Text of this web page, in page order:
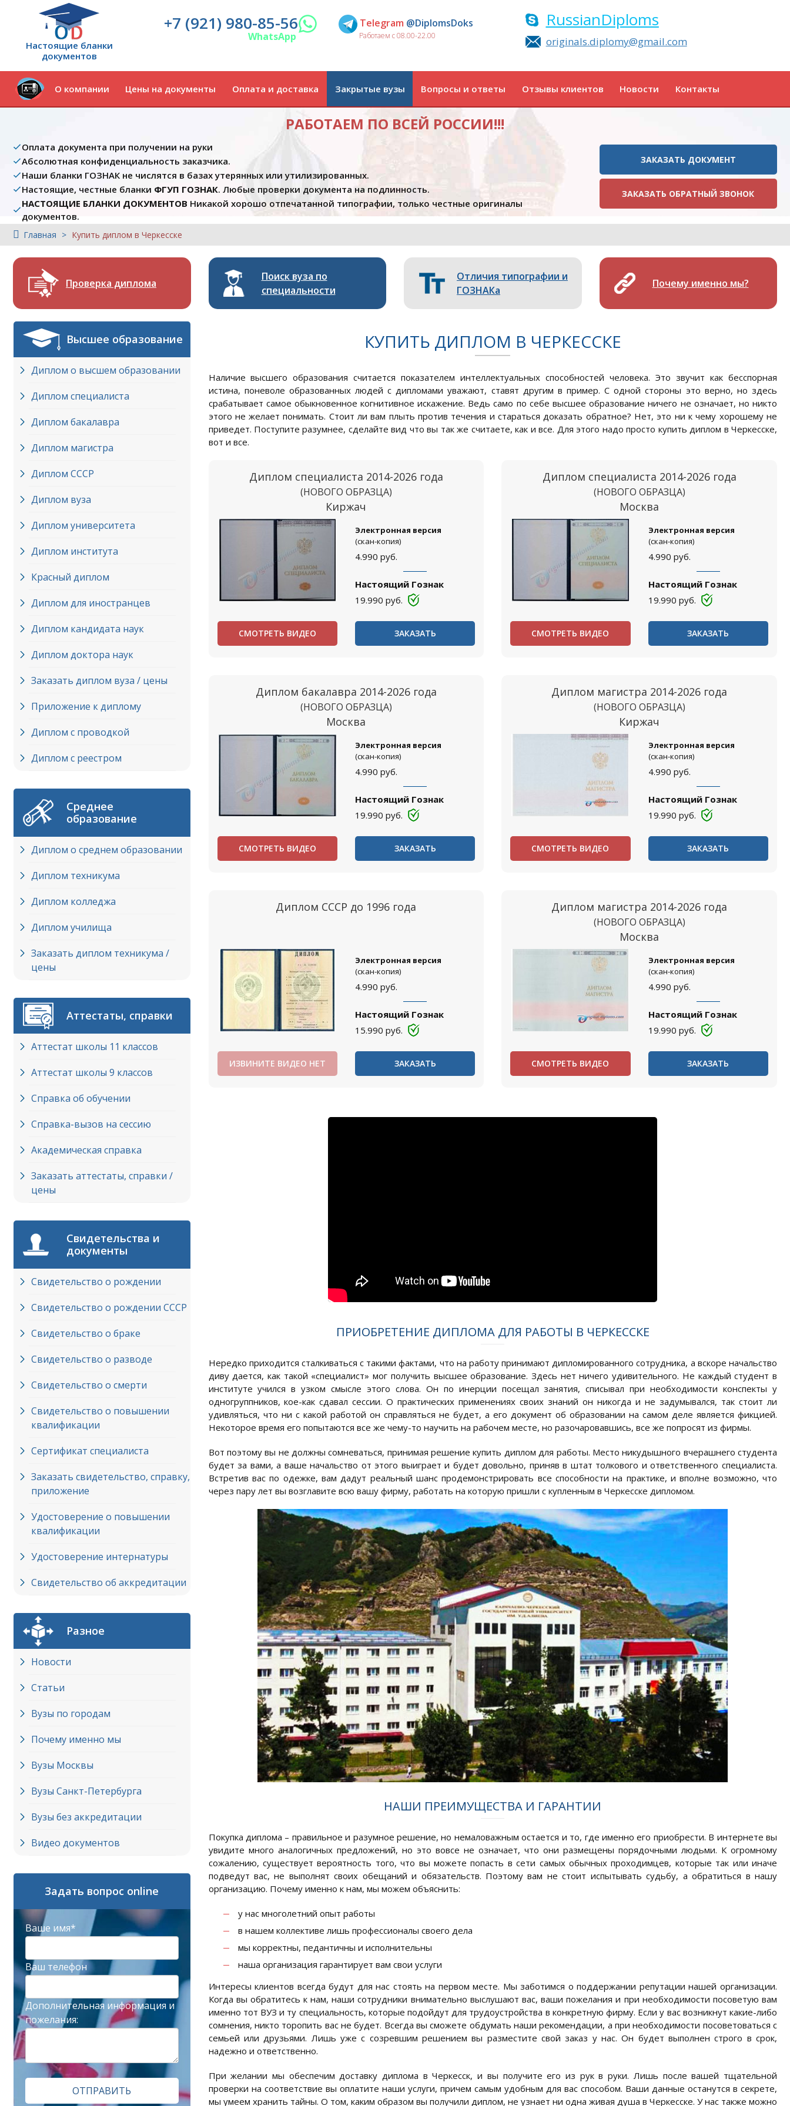
Настоящие бланки
документов
+7 (921) 980-85-56
WhatsApp
Telegram @DiplomsDoks
Работаем с 08.00-22.00
RussianDiploms
originals.diplomy@gmail.com
О компании Цены на документы Оплата и доставка Закрытые вузы Вопросы и ответы Отзывы клиентов Новости Контакты
РАБОТАЕМ ПО ВСЕЙ РОССИИ!!!
Оплата документа при получении на руки
Абсолютная конфиденциальность заказчика.
Наши бланки ГОЗНАК не числятся в базах утерянных или утилизированных.
Настоящие, честные бланки ФГУП ГОЗНАК. Любые проверки документа на подлинность.
НАСТОЯЩИЕ БЛАНКИ ДОКУМЕНТОВ Никакой хорошо отпечатанной типографии, только честные оригиналы
документов.
ЗАКАЗАТЬ ДОКУМЕНТ
ЗАКАЗАТЬ ОБРАТНЫЙ ЗВОНОК
Главная Купить диплом в Черкесске
Проверка диплома
Поиск вуза по
специальности
Отличия типографии и
ГОЗНАКа
Почему именно мы?
Высшее образование
Диплом о высшем образовании
Диплом специалиста
Диплом бакалавра
Диплом магистра
Диплом СССР
Диплом вуза
Диплом университета
Диплом института
Красный диплом
Диплом для иностранцев
Диплом кандидата наук
Диплом доктора наук
Заказать диплом вуза / цены
Приложение к диплому
Диплом с проводкой
Диплом с реестром
Среднее
образование
Диплом о среднем образовании
Диплом техникума
Диплом колледжа
Диплом училища
Заказать диплом техникума /
цены
Аттестаты, справки
Аттестат школы 11 классов
Аттестат школы 9 классов
Справка об обучении
Справка-вызов на сессию
Академическая справка
Заказать аттестаты, справки /
цены
Свидетельства и
документы
Свидетельство о рождении
Свидетельство о рождении СССР
Свидетельство о браке
Свидетельство о разводе
Свидетельство о смерти
Свидетельство о повышении
квалификации
Сертификат специалиста
Заказать свидетельство, справку,
приложение
Удостоверение о повышении
квалификации
Удостоверение интернатуры
Свидетельство об аккредитации
Разное
Новости
Статьи
Вузы по городам
Почему именно мы
Вузы Москвы
Вузы Cанкт-Петербурга
Вузы без аккредитации
Видео документов
Задать вопрос online
Ваше имя*
Ваш телефон
Дополнительная информация и
пожелания:
ОТПРАВИТЬ
КУПИТЬ ДИПЛОМ В ЧЕРКЕССКЕ
Наличие высшего образования считается показателем интеллектуальных способностей человека. Это звучит как бесспорная
истина, поневоле образованных людей с дипломами уважают, ставят другим в пример. С одной стороны это верно, но здесь
срабатывает самое обыкновенное когнитивное искажение. Ведь само по себе высшее образование ничего не означает, но никто
этого не желает понимать. Стоит ли вам плыть против течения и стараться доказать обратное? Нет, это ни к чему хорошему не
приведет. Поступите разумнее, сделайте вид что вы так же считаете, как и все. Для этого надо просто купить диплом в Черкесске,
вот и все.
Диплом специалиста 2014-2026 года
(НОВОГО ОБРАЗЦА)
Киржач
Электронная версия
(скан-копия)
4.990 руб.
Настоящий Гознак
19.990 руб.
СМОТРЕТЬ ВИДЕО ЗАКАЗАТЬ
Диплом специалиста 2014-2026 года
(НОВОГО ОБРАЗЦА)
Москва
Электронная версия
(скан-копия)
4.990 руб.
Настоящий Гознак
19.990 руб.
СМОТРЕТЬ ВИДЕО ЗАКАЗАТЬ
Диплом бакалавра 2014-2026 года
(НОВОГО ОБРАЗЦА)
Москва
Электронная версия
(скан-копия)
4.990 руб.
Настоящий Гознак
19.990 руб.
СМОТРЕТЬ ВИДЕО ЗАКАЗАТЬ
Диплом магистра 2014-2026 года
(НОВОГО ОБРАЗЦА)
Киржач
Электронная версия
(скан-копия)
4.990 руб.
Настоящий Гознак
19.990 руб.
СМОТРЕТЬ ВИДЕО ЗАКАЗАТЬ
Диплом СССР до 1996 года
Электронная версия
(скан-копия)
4.990 руб.
Настоящий Гознак
15.990 руб.
ИЗВИНИТЕ ВИДЕО НЕТ ЗАКАЗАТЬ
Диплом магистра 2014-2026 года
(НОВОГО ОБРАЗЦА)
Москва
Электронная версия
(скан-копия)
4.990 руб.
Настоящий Гознак
19.990 руб.
СМОТРЕТЬ ВИДЕО ЗАКАЗАТЬ
ПРИОБРЕТЕНИЕ ДИПЛОМА ДЛЯ РАБОТЫ В ЧЕРКЕССКЕ
Нередко приходится сталкиваться с такими фактами, что на работу принимают дипломированного сотрудника, а вскоре начальство
диву дается, как такой «специалист» мог получить высшее образование. Здесь нет ничего удивительного. Не каждый студент в
институте учился в узком смысле этого слова. Он по инерции посещал занятия, списывал при необходимости конспекты у
одногруппников, кое-как сдавал сессии. О практических применениях своих знаний он никогда и не задумывался, так стоит ли
удивляться, что ни с какой работой он справляться не будет, а его документ об образовании на самом деле является фикцией.
Некоторое время его попытаются все же чему-то научить на рабочем месте, но разочаровавшись, все же попросят из фирмы.
Вот поэтому вы не должны сомневаться, принимая решение купить диплом для работы. Место никудышного вчерашнего студента
будет за вами, а ваше начальство от этого выиграет и будет довольно, приняв в штат толкового и ответственного специалиста.
Встретив вас по одежке, вам дадут реальный шанс продемонстрировать все способности на практике, и вполне возможно, что
через пару лет вы возглавите всю вашу фирму, работать на которую пришли с купленным в Черкесске дипломом.
НАШИ ПРЕИМУЩЕСТВА И ГАРАНТИИ
Покупка диплома – правильное и разумное решение, но немаловажным остается и то, где именно его приобрести. В интернете вы
увидите много аналогичных предложений, но это вовсе не означает, что они размещены порядочными людьми. К огромному
сожалению, существует вероятность того, что вы можете попасть в сети самых обычных проходимцев, которые так или иначе
подведут вас, не выполнят своих обещаний и обязательств. Поэтому вам не стоит испытывать судьбу, а обратиться в нашу
организацию. Почему именно к нам, мы можем объяснить:
у нас многолетний опыт работы
в нашем коллективе лишь профессионалы своего дела
мы корректны, педантичны и исполнительны
наша организация гарантирует вам свои услуги
Интересы клиентов всегда будут для нас стоять на первом месте. Мы заботимся о поддержании репутации нашей организации.
Когда вы обратитесь к нам, наши сотрудники внимательно выслушают вас, ваши пожелания и при необходимости посоветую вам
именно тот ВУЗ и ту специальность, которые подойдут для трудоустройства в конкретную фирму. Если у вас возникнут какие-либо
сомнения, никто торопить вас не будет. Всегда вы сможете обдумать наши рекомендации, а при необходимости посоветоваться с
семьей или друзьями. Лишь уже с созревшим решением вы разместите свой заказ у нас. Он будет выполнен строго в срок,
надежно и ответственно.
При желании мы обеспечим доставку диплома в Черкесск, и вы получите его из рук в руки. Лишь после вашей тщательной
проверки на соответствие вы оплатите наши услуги, причем самым удобным для вас способом. Ваши данные останутся в секрете,
мы умеем хранить тайны. О том, каким образом вы получили диплом, не узнает ни одна живая душа в Черкесске. У нас также можно